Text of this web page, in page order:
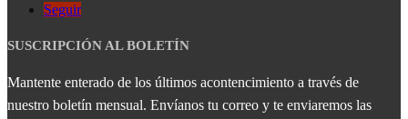
Seguir
SUSCRIPCIÓN AL BOLETÍN
Mantente enterado de los últimos acontencimiento a través de
nuestro boletín mensual. Envíanos tu correo y te enviaremos las